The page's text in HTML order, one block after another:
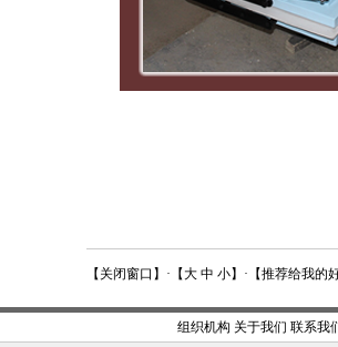
【 关闭窗口 】·【大 中 小】·【推荐给我的
组织机构 关于我们 联系我